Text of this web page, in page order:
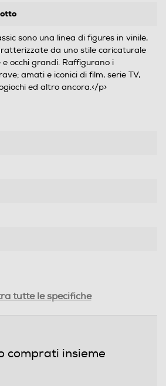
sono una linea di figures in vinile,
da uno stile caricaturale
occhi grandi. Raffigurano i
amati e iconici di film, serie TV,
ed altro ancora.</p>
tutte le specifiche
comprati insieme